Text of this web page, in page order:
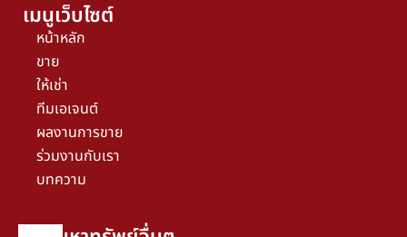
เมนูเว็บไซต์
หน้าหลัก
ขาย
ให้เช่า
ทีมเอเจนต์
ผลงานการขาย
ร่วมงานกับเรา
บทความ